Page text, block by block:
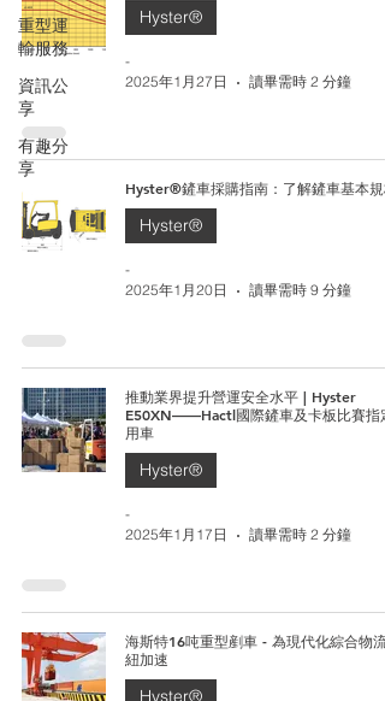
重型運
輸服務
資訊公
享
有趣分
享
Hyster®
-
2025年1月27日
讀畢需時 2 分鐘
Hyster®鏟車採購指南：了解鏟車基本規
Hyster®
-
2025年1月20日
讀畢需時 9 分鐘
推動業界提升營運安全水平 | Hyster
E50XN——Hactl國際鏟車及卡板比賽指定
用車
Hyster®
-
2025年1月17日
讀畢需時 2 分鐘
海斯特16吨重型剷車 - 為現代化綜合物流
紐加速
Hyster®